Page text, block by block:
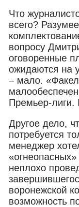
Что
всего?
вопросу
оговоренные
ожидаются на
– мало.
Премьер-лиги.
Другое дело,
потребуется
менеджер
неплохо
воронежской
возможность